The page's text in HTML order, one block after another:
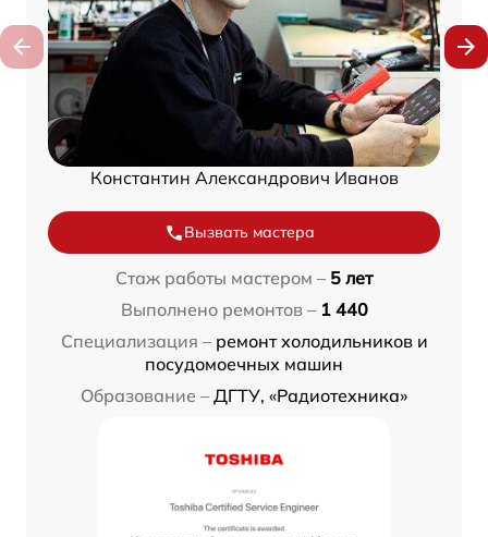
Константин Александрович Иванов
Вызвать мастера
Стаж работы мастером – 5 лет
Выполнено ремонтов – 1 440
Специализация – ремонт холодильников и
посудомоечных машин
Образование – ДГТУ, «Радиотехника»